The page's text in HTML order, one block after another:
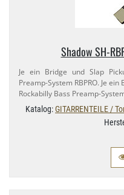
Shadow SH-​
Je ein Bridge und Slap
Preamp-​System RBPRO. Je
Rockabilly Bass Preamp-​
Katalog:GITARRENTEILE /